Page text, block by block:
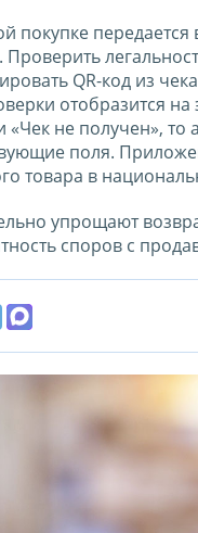
покупке
Проверить
QR-код из
отобразится
«Чек не получен»,
поля.
товара в
упрощают
споров с